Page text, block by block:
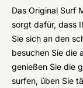
Das Original Surf
sorgt dafür, dass
Sie sich an den
besuchen Sie die
genießen Sie die
surfen, üben Sie